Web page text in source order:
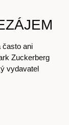
často ani
Zuckerberg
vydavatel